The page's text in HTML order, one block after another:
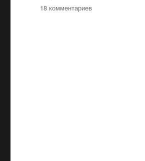
18 комментариевк